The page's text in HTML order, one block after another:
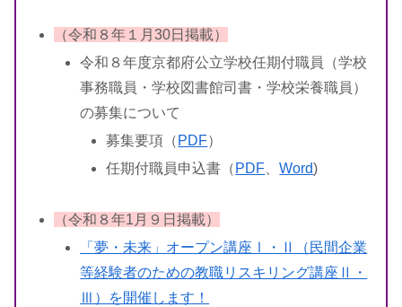
（令和８年１月30日掲載）
令和８年度京都府公立学校任期付職員（学校
事務職員・学校図書館司書・学校栄養職員）
の募集について
募集要項（ PDF）
任期付職員申込書（ PDF 、Word)
（令和８年1月９日掲載）
「夢・未来」オープン講座Ⅰ・Ⅱ（民間企業
等経験者のための教職リスキリング講座Ⅱ・
Ⅲ）を開催します！